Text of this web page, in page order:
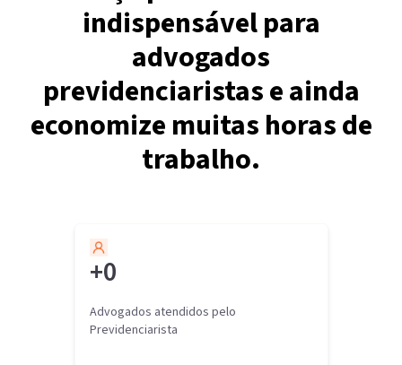
indispensável para
advogados
previdenciaristas e ainda
economize muitas horas de
trabalho.
+0
Advogados atendidos pelo
Previdenciarista